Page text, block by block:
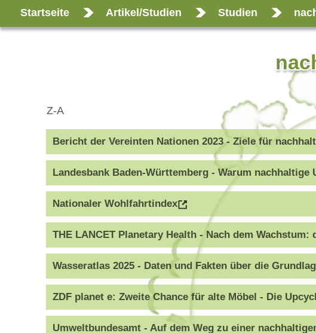
Startseite Artikel/Studien Studien
Z-A
Bericht der Vereinten Nationen 2023 - Ziele für
Landesbank Baden-Württemberg - Warum
Nationaler Wohlfahrtindex
THE LANCET Planetary Health - Nach dem
Wasseratlas 2025 - Daten und Fakten über die
ZDF planet e: Zweite Chance für alte Möbel - Die
Umweltbundesamt - Auf dem Weg zu einer